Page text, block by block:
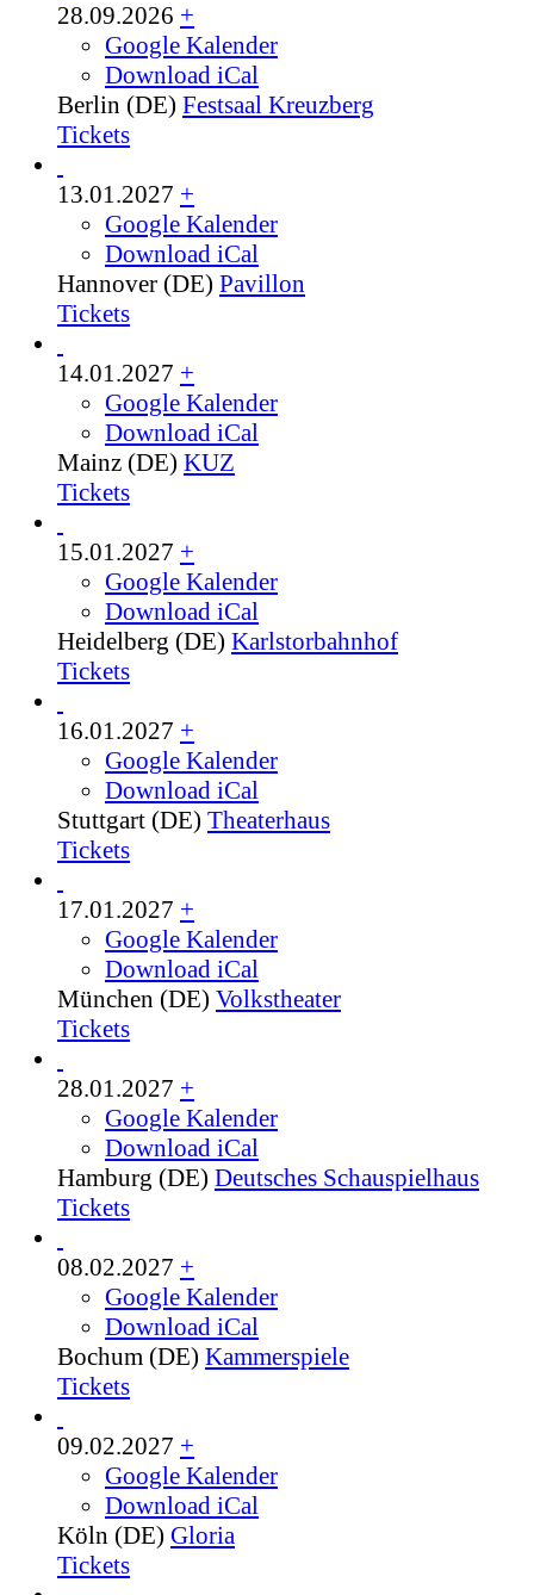
28.09.2026 +
Google Kalender
Download iCal
Berlin (DE) Festsaal Kreuzberg
Tickets
13.01.2027 +
Google Kalender
Download iCal
Hannover (DE) Pavillon
Tickets
14.01.2027 +
Google Kalender
Download iCal
Mainz (DE) KUZ
Tickets
15.01.2027 +
Google Kalender
Download iCal
Heidelberg (DE) Karlstorbahnhof
Tickets
16.01.2027 +
Google Kalender
Download iCal
Stuttgart (DE) Theaterhaus
Tickets
17.01.2027 +
Google Kalender
Download iCal
München (DE) Volkstheater
Tickets
28.01.2027 +
Google Kalender
Download iCal
Hamburg (DE) Deutsches Schauspielhaus
Tickets
08.02.2027 +
Google Kalender
Download iCal
Bochum (DE) Kammerspiele
Tickets
09.02.2027 +
Google Kalender
Download iCal
Köln (DE) Gloria
Tickets